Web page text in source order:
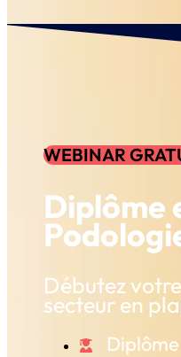
WEBINAR
Diplôme
Débutez
secteur en